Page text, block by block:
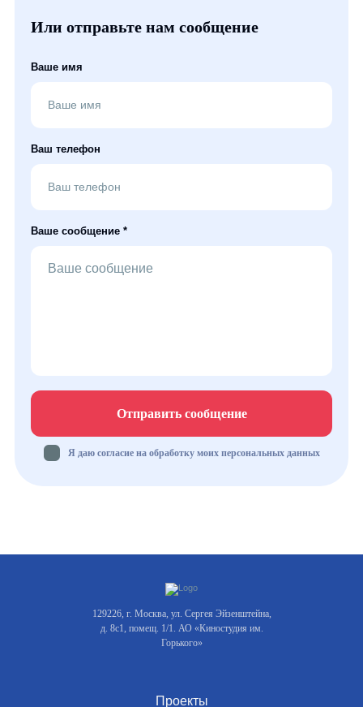
Или отправьте нам сообщение
Ваше имя
Ваш телефон
Ваше сообщение *
Отправить сообщение
Я даю согласие на обработку моих персональных данных
129226, г. Москва, ул. Сергея Эйзенштейна,
д. 8с1, помещ. 1/1. АО «Киностудия им.
Горького»
Проекты